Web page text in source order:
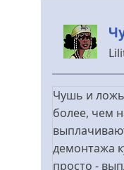
У
Чушь и
более, чем
демонтажа
просто -